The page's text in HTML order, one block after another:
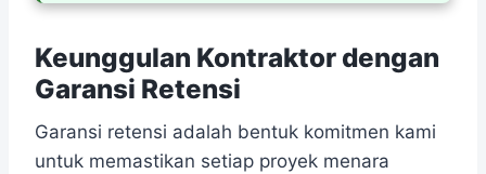
Keunggulan Kontraktor dengan
Garansi Retensi
Garansi retensi adalah bentuk komitmen kami
untuk memastikan setiap proyek menara